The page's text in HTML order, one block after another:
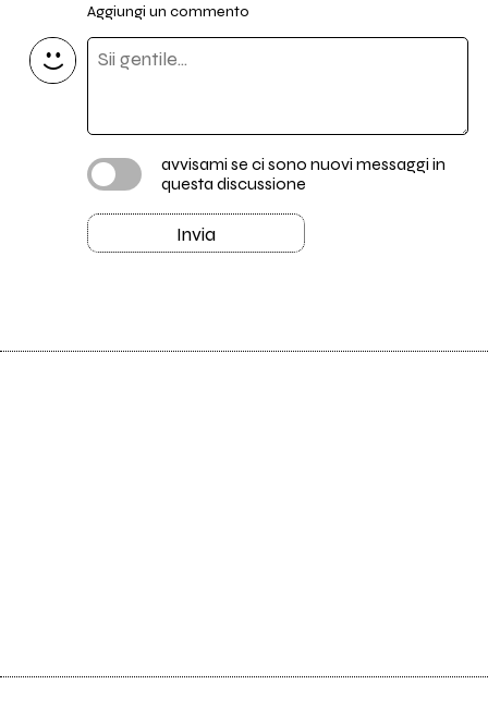
Aggiungi un commento
avvisami se ci sono nuovi messaggi in
questa discussione
Invia